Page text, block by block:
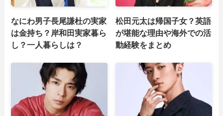
なにわ男子長尾謙杜の実家
は金持ち？岸和田実家暮ら
し？一人暮らしは？
松田元太は帰国子女？英語
が堪能な理由や海外での活
動経験をまとめ